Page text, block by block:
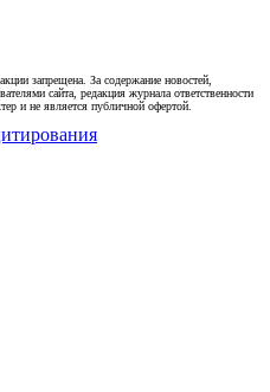
запрещена. За содержание новостей,
сайта, редакция журнала ответственности
и не является публичной офертой.